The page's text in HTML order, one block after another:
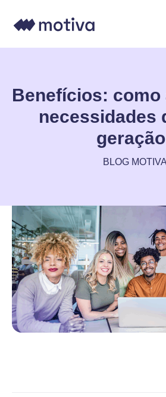
Benefícios: como
necessidades
geração
BLOG MOTIVA